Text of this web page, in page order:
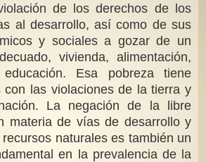
de los derechos de los
al desarrollo, así como de sus
y sociales a gozar de un
vivienda, alimentación,
Esa pobreza tiene
con las violaciones de la tierra y
La negación de la libre
materia de vías de desarrollo y
naturales es también un
en la prevalencia de la